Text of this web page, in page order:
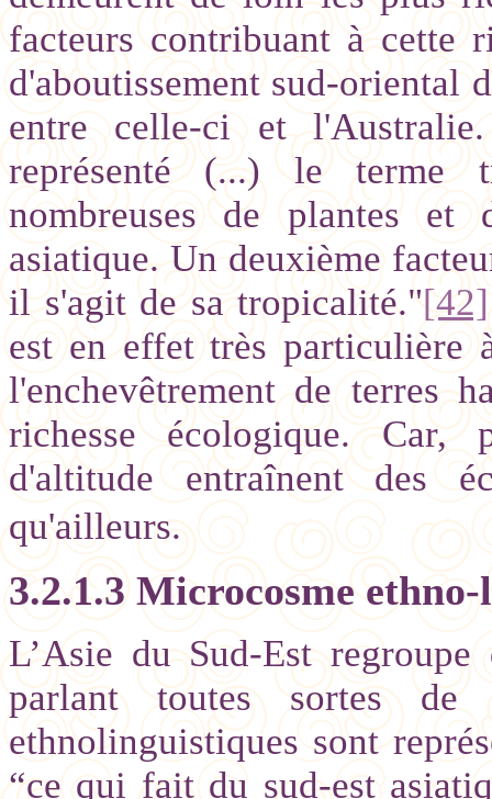
facteurs contribuant à cette
d'aboutissement sud-oriental
entre celle-ci et
représenté (...) le terme
nombreuses de plantes et
asiatique. Un deuxième
il s'agit de sa tropicalité."[42]
est en effet très particulière
l'enchevêtrement de terres
richesse écologique. Car,
d'altitude entraînent des
qu'ailleurs.
3.2.1.3 Microcosme
L’Asie du Sud-Est regroupe
parlant toutes sortes de
ethnolinguistiques sont
“ce qui fait du sud-est